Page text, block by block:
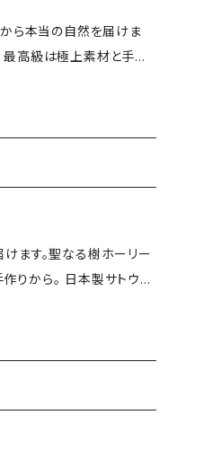
ご注意ください。 ※目や
がとう。
ら本当の自然を届けま
本製）琵琶湖よしリード
衣類等につくとシミにな
。 自然の力で
ます。聖なる樹ホーリー
よしリード8本 ■責任販売